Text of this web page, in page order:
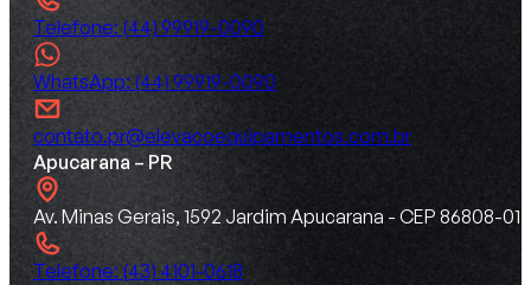
Telefone: (44) 99919-0090
WhatsApp: (44) 99919-0090
contato.pr@elevacoequipamentos.com.br
Apucarana – PR
Av. Minas Gerais, 1592 Jardim Apucarana - CEP 86808-015
Telefone: (43) 4101-0618